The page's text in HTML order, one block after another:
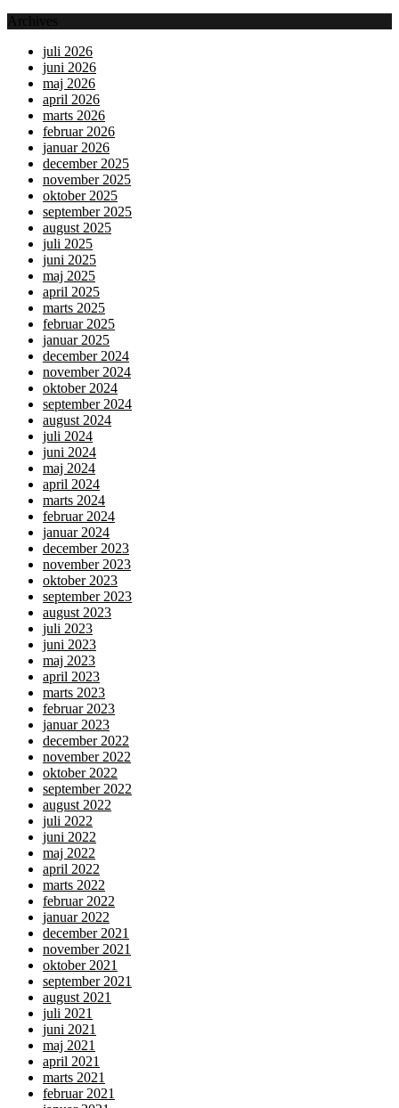
Archives
juli 2026
juni 2026
maj 2026
april 2026
marts 2026
februar 2026
januar 2026
december 2025
november 2025
oktober 2025
september 2025
august 2025
juli 2025
juni 2025
maj 2025
april 2025
marts 2025
februar 2025
januar 2025
december 2024
november 2024
oktober 2024
september 2024
august 2024
juli 2024
juni 2024
maj 2024
april 2024
marts 2024
februar 2024
januar 2024
december 2023
november 2023
oktober 2023
september 2023
august 2023
juli 2023
juni 2023
maj 2023
april 2023
marts 2023
februar 2023
januar 2023
december 2022
november 2022
oktober 2022
september 2022
august 2022
juli 2022
juni 2022
maj 2022
april 2022
marts 2022
februar 2022
januar 2022
december 2021
november 2021
oktober 2021
september 2021
august 2021
juli 2021
juni 2021
maj 2021
april 2021
marts 2021
februar 2021